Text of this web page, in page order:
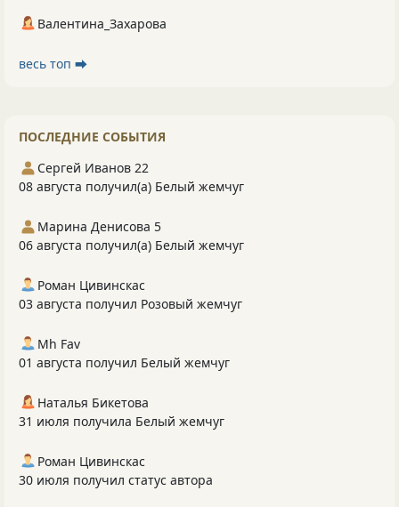
Валентина_Захарова
весь топ ⮕
ПОСЛЕДНИЕ СОБЫТИЯ
Сергей Иванов 22
08 августа получил(а) Белый жемчуг
Марина Денисова 5
06 августа получил(а) Белый жемчуг
Роман Цивинскас
03 августа получил Розовый жемчуг
Mh Fav
01 августа получил Белый жемчуг
Наталья Бикетова
31 июля получила Белый жемчуг
Роман Цивинскас
30 июля получил статус автора